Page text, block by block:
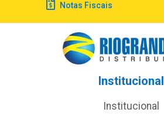
Notas Fiscais
Institucional
Institucional